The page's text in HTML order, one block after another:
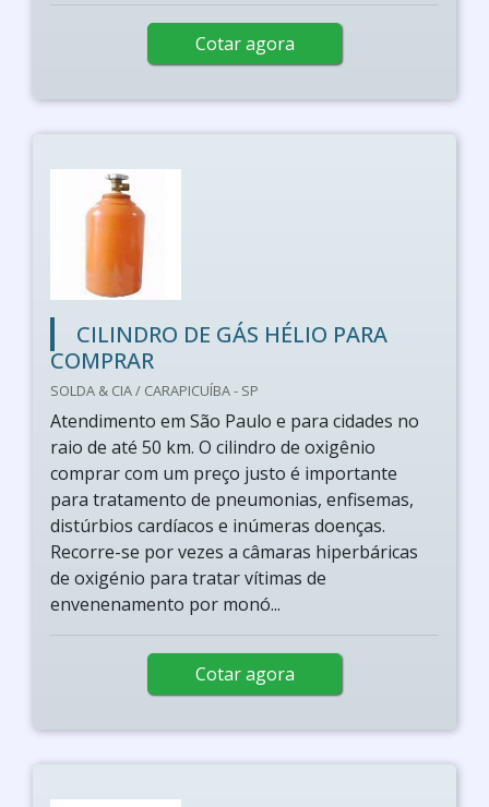
Cotar agora
CILINDRO DE GÁS HÉLIO PARA
COMPRAR
SOLDA & CIA / CARAPICUÍBA - SP
Atendimento em São Paulo e para cidades no
raio de até 50 km. O cilindro de oxigênio
comprar com um preço justo é importante
para tratamento de pneumonias, enfisemas,
distúrbios cardíacos e inúmeras doenças.
Recorre-se por vezes a câmaras hiperbáricas
de oxigénio para tratar vítimas de
envenenamento por monó...
Cotar agora